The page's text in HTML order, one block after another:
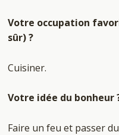
Votre occupation
sûr) ?
Cuisiner.
Votre idée du bonheur
Faire un feu et passer